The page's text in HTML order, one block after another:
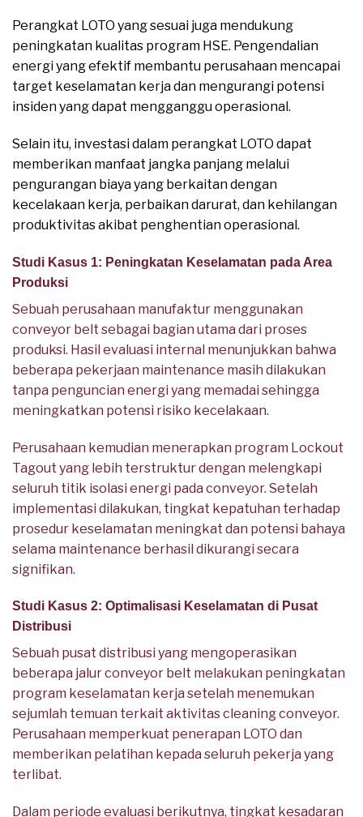
Perangkat LOTO yang sesuai juga mendukung
peningkatan kualitas program HSE. Pengendalian
energi yang efektif membantu perusahaan mencapai
target keselamatan kerja dan mengurangi potensi
insiden yang dapat mengganggu operasional.
Selain itu, investasi dalam perangkat LOTO dapat
memberikan manfaat jangka panjang melalui
pengurangan biaya yang berkaitan dengan
kecelakaan kerja, perbaikan darurat, dan kehilangan
produktivitas akibat penghentian operasional.
Studi Kasus 1: Peningkatan Keselamatan pada Area
Produksi
Sebuah perusahaan manufaktur menggunakan
conveyor belt sebagai bagian utama dari proses
produksi. Hasil evaluasi internal menunjukkan bahwa
beberapa pekerjaan maintenance masih dilakukan
tanpa penguncian energi yang memadai sehingga
meningkatkan potensi risiko kecelakaan.
Perusahaan kemudian menerapkan program Lockout
Tagout yang lebih terstruktur dengan melengkapi
seluruh titik isolasi energi pada conveyor. Setelah
implementasi dilakukan, tingkat kepatuhan terhadap
prosedur keselamatan meningkat dan potensi bahaya
selama maintenance berhasil dikurangi secara
signifikan.
Studi Kasus 2: Optimalisasi Keselamatan di Pusat
Distribusi
Sebuah pusat distribusi yang mengoperasikan
beberapa jalur conveyor belt melakukan peningkatan
program keselamatan kerja setelah menemukan
sejumlah temuan terkait aktivitas cleaning conveyor.
Perusahaan memperkuat penerapan LOTO dan
memberikan pelatihan kepada seluruh pekerja yang
terlibat.
Dalam periode evaluasi berikutnya, tingkat kesadaran